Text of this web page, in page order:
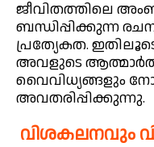
ജീവിതത്തിലെ
ബന്ധിപ്പിക്കുന്ന
പ്രത്യേകത.
അവളുടെ
വൈവിധ്യങ്ങളും
അവതരിപ്പിക്കുന്നു.
വിശകലനവും